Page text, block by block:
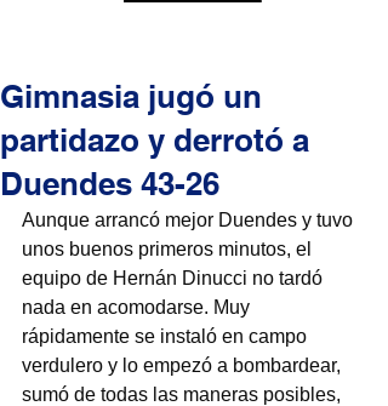
Gimnasia jugó un
partidazo y derrotó a
Duendes 43-26
Aunque arrancó mejor Duendes y tuvo
unos buenos primeros minutos, el
equipo de Hernán Dinucci no tardó
nada en acomodarse. Muy
rápidamente se instaló en campo
verdulero y lo empezó a bombardear,
sumó de todas las maneras posibles,